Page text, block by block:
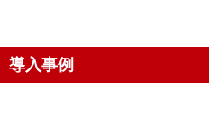
導入事例